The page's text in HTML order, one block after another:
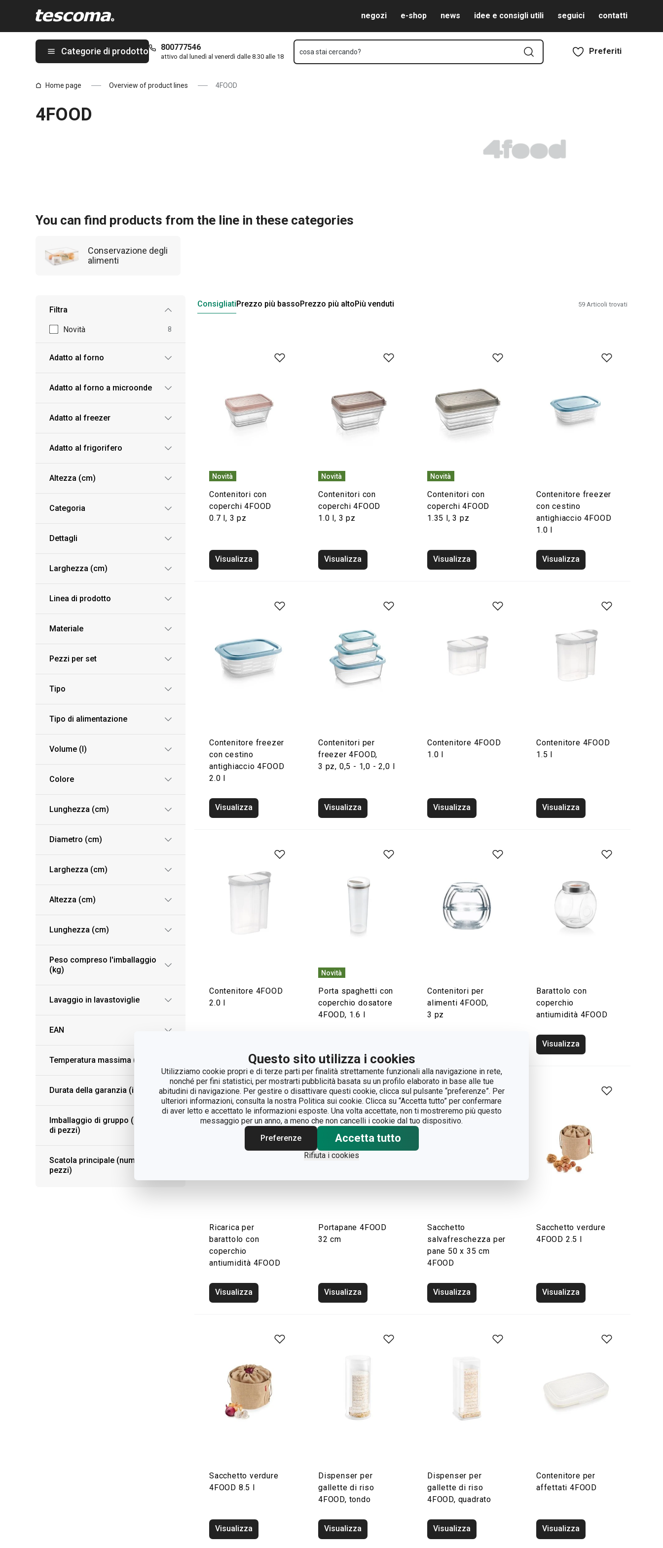
Questo sito utilizza i cookies
Utilizziamo cookie propri e di terze parti per finalità strettamente funzionali alla navigazione in rete,
nonché per fini statistici, per mostrarti pubblicità basata su un profilo elaborato in base alle tue
abitudini di navigazione. Per gestire o disattivare questi cookie, clicca sul pulsante “preferenze”. Per
ulteriori informazioni, consulta la nostra Politica sui cookie. Clicca su “Accetta tutto” per confermare
di aver letto e accettato le informazioni esposte. Una volta accettate, non ti mostreremo più questo
messaggio per un anno, a meno che non cancelli i cookie dal tuo dispositivo.
Preferenze
Accetta tutto
Rifiuta i cookies
negozi e-shop news idee e consigli utili seguici contatti
Categorie di prodotto 800777546
attivo dal lunedì al venerdì dalle 8.30 alle 18
cosa stai cercando? Preferiti
Home page Overview of product lines 4FOOD
4FOOD
You can find products from the line in these categories
Conservazione degli
alimenti
Filtra
Novità 8
Adatto al forno
Adatto al forno a microonde
Adatto al freezer
Adatto al frigorifero
Altezza (cm)
Categoria
Dettagli
Larghezza (cm)
Linea di prodotto
Materiale
Pezzi per set
Tipo
Tipo di alimentazione
Volume (l)
Colore
Lunghezza (cm)
Diametro (cm)
Larghezza (cm)
Altezza (cm)
Lunghezza (cm)
Peso compreso l'imballaggio
(kg)
Lavaggio in lavastoviglie
EAN
Temperatura massima (°C)
Durata della garanzia (in anni)
Imballaggio di gruppo (numero
di pezzi)
Scatola principale (numero di
pezzi)
ConsigliatiPrezzo più bassoPrezzo più altoPiù venduti 59 Articoli trovati
Novità
Contenitori con
coperchi 4FOOD
0.7 l, 3 pz
Visualizza
Novità
Contenitori con
coperchi 4FOOD
1.0 l, 3 pz
Visualizza
Novità
Contenitori con
coperchi 4FOOD
1.35 l, 3 pz
Visualizza
Contenitore freezer
con cestino
antighiaccio 4FOOD
1.0 l
Visualizza
Contenitore freezer
con cestino
antighiaccio 4FOOD
2.0 l
Visualizza
Contenitori per
freezer 4FOOD,
3 pz, 0,5 - 1,0 - 2,0 l
Visualizza
Contenitore 4FOOD
1.0 l
Visualizza
Contenitore 4FOOD
1.5 l
Visualizza
Contenitore 4FOOD
2.0 l
Novità
Porta spaghetti con
coperchio dosatore
4FOOD, 1.6 l
Contenitori per
alimenti 4FOOD,
3 pz
Barattolo con
coperchio
antiumidità 4FOOD
Visualizza
Ricarica per
barattolo con
coperchio
antiumidità 4FOOD
Visualizza
Portapane 4FOOD
32 cm
Visualizza
Sacchetto
salvafreschezza per
pane 50 x 35 cm
4FOOD
Visualizza
Sacchetto verdure
4FOOD 2.5 l
Visualizza
Sacchetto verdure
4FOOD 8.5 l
Visualizza
Dispenser per
gallette di riso
4FOOD, tondo
Visualizza
Dispenser per
gallette di riso
4FOOD, quadrato
Visualizza
Contenitore per
affettati 4FOOD
Visualizza